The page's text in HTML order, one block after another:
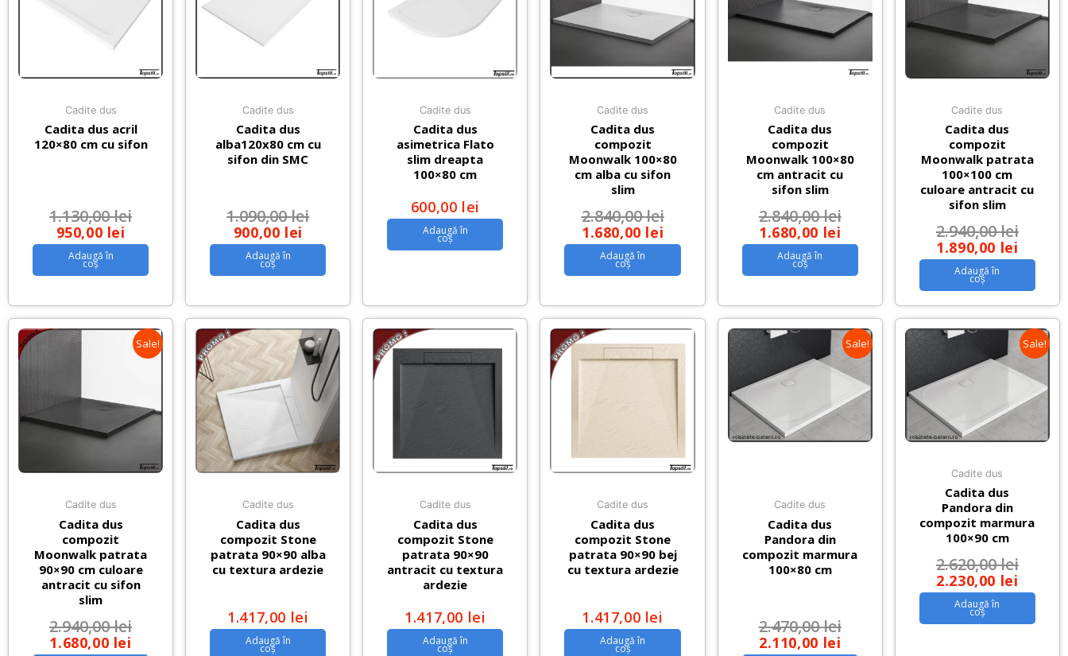
Cadite dus
Cadita dus acril
120×80 cm cu sifon
1.130,00lei
950,00 lei
Adaugă în
coș
Cadite dus
Cadita dus
alba120x80 cm cu
sifon din SMC
1.090,00lei
900,00 lei
Adaugă în
coș
Cadite dus
Cadita dus
asimetrica Flato
slim dreapta
100×80 cm
600,00 lei
Adaugă în
coș
Cadite dus
Cadita dus
compozit
Moonwalk 100×80
cm alba cu sifon
slim
2.840,00lei
1.680,00 lei
Adaugă în
coș
Cadite dus
Cadita dus
compozit
Moonwalk 100×80
cm antracit cu
sifon slim
2.840,00lei
1.680,00 lei
Adaugă în
coș
Cadite dus
Cadita dus
compozit
Moonwalk patrata
100×100 cm
culoare antracit cu
sifon slim
2.940,00lei
1.890,00 lei
Adaugă în
coș
Sale!
Cadite dus
Cadita dus
compozit
Moonwalk patrata
90×90 cm culoare
antracit cu sifon
slim
2.940,00lei
1.680,00 lei
Cadite dus
Cadita dus
compozit Stone
patrata 90×90 alba
cu textura ardezie
1.417,00 lei
Adaugă în
coș
Cadite dus
Cadita dus
compozit Stone
patrata 90×90
antracit cu textura
ardezie
1.417,00 lei
Adaugă în
coș
Cadite dus
Cadita dus
compozit Stone
patrata 90×90 bej
cu textura ardezie
1.417,00 lei
Adaugă în
coș
Sale!
Cadite dus
Cadita dus
Pandora din
compozit marmura
100×80 cm
2.470,00lei
2.110,00 lei
Sale!
Cadite dus
Cadita dus
Pandora din
compozit marmura
100×90 cm
2.620,00lei
2.230,00 lei
Adaugă în
coș